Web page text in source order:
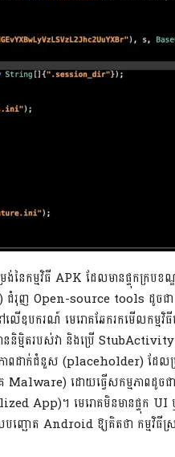
ៃកម្មវិធី APK ដែលមានផ្ទុកក្របខណ្
រុញ Open-source tools ដូច
ើឧបករណ៍ មេរោគឆែករកមើលកម្ម
ននិម្មិតរបស់វា និងប្រើ StubActivity
ាក់ជំនួស (placeholder) ដែលប្រ
ដោយធ្វើសកម្មភាពដូច
App)។ មេរោគមិនមានផ្ទុក UI
ឆោត Android ឱ្យគិតថា កម្មវិធីស្